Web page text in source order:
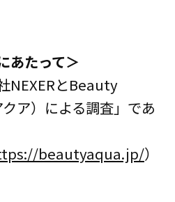
あたって＞
NEXERとBeauty
ア）による調査」であ
beautyaqua.jp/）